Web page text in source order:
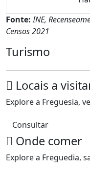
Fonte:INE,
Censos 2021
Turismo
Locais a
Explore a Freguesia,
Consultar
Onde comer
Explore a Freguedia,